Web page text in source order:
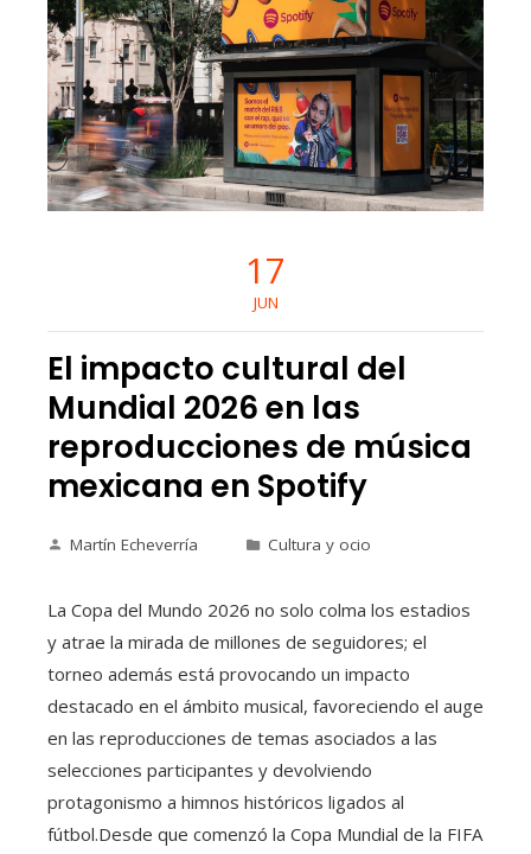
17
JUN
El impacto cultural del
Mundial 2026 en las
reproducciones de música
mexicana en Spotify
Martín Echeverría Cultura y ocio
La Copa del Mundo 2026 no solo colma los estadios
y atrae la mirada de millones de seguidores; el
torneo además está provocando un impacto
destacado en el ámbito musical, favoreciendo el auge
en las reproducciones de temas asociados a las
selecciones participantes y devolviendo
protagonismo a himnos históricos ligados al
fútbol.Desde que comenzó la Copa Mundial de la FIFA